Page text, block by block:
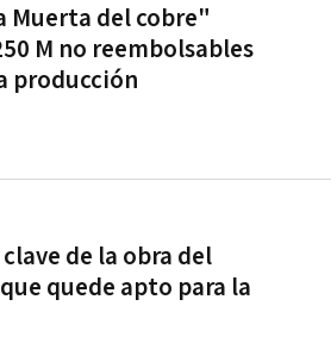
Muerta del cobre"
M no reembolsables
producción
de la obra del
quede apto para la